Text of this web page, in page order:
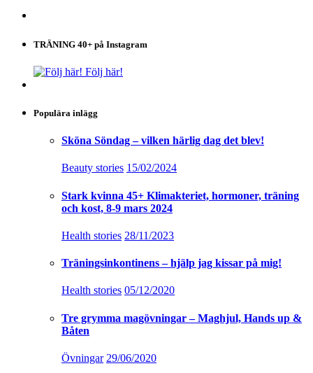
TRÄNING 40+ på Instagram
Följ här!
Populära inlägg
Sköna Söndag – vilken härlig dag det blev!
Beauty stories 15/02/2024
Stark kvinna 45+ Klimakteriet, hormoner, träning
och kost, 8-9 mars 2024
Health stories 28/11/2023
Träningsinkontinens – hjälp jag kissar på mig!
Health stories 05/12/2020
Tre grymma magövningar – Maghjul, Hands up &
Båten
Övningar 29/06/2020